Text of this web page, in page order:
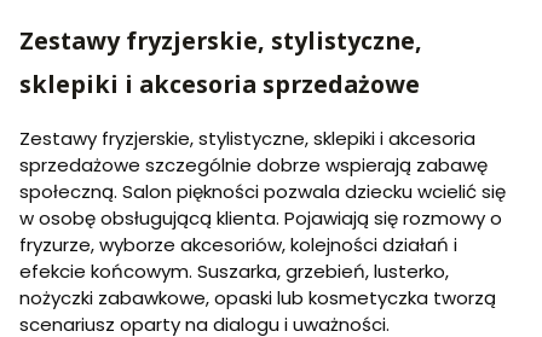
Zestawy fryzjerskie, stylistyczne,
sklepiki i akcesoria sprzedażowe
Zestawy fryzjerskie, stylistyczne, sklepiki i akcesoria
sprzedażowe szczególnie dobrze wspierają zabawę
społeczną. Salon piękności pozwala dziecku wcielić się
w osobę obsługującą klienta. Pojawiają się rozmowy o
fryzurze, wyborze akcesoriów, kolejności działań i
efekcie końcowym. Suszarka, grzebień, lusterko,
nożyczki zabawkowe, opaski lub kosmetyczka tworzą
scenariusz oparty na dialogu i uważności.